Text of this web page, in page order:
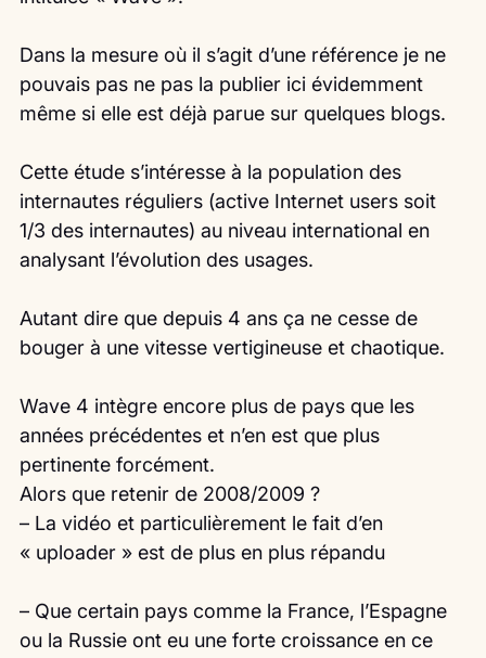
Dans la mesure où il s’agit d’une référence je ne
pouvais pas ne pas la publier ici évidemment
même si elle est déjà parue sur quelques blogs.
Cette étude s’intéresse à la population des
internautes réguliers (active Internet users soit
1/3 des internautes) au niveau international en
analysant l’évolution des usages.
Autant dire que depuis 4 ans ça ne cesse de
bouger à une vitesse vertigineuse et chaotique.
Wave 4 intègre encore plus de pays que les
années précédentes et n’en est que plus
pertinente forcément.
Alors que retenir de 2008/2009 ?
– La vidéo et particulièrement le fait d’en
« uploader » est de plus en plus répandu
– Que certain pays comme la France, l’Espagne
ou la Russie ont eu une forte croissance en ce